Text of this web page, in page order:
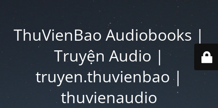
ThuVienBao Audiobooks |
Truyện Audio |
truyen.thuvienbao |
thuvienaudio